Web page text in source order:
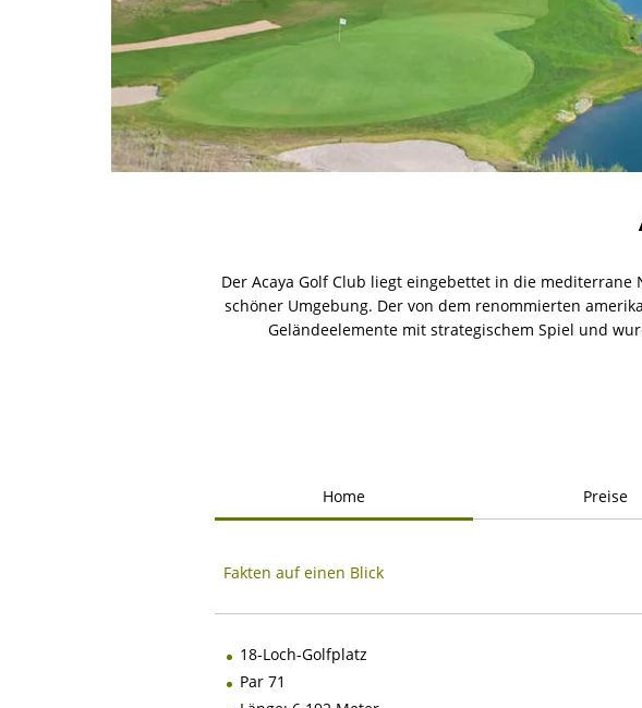
Der Acaya Golf Club liegt eingebettet in die
schöner Umgebung. Der von dem renommierten
Geländeelemente mit strategischem Spiel und
Home Preise
Fakten auf einen Blick
18-Loch-Golfplatz
Par 71